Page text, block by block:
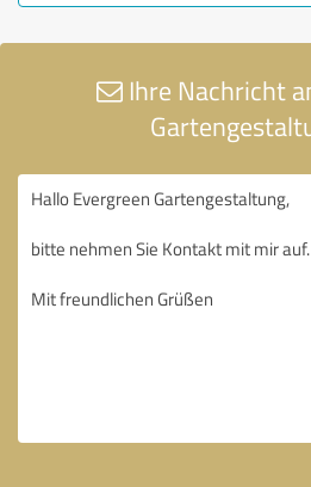
Ihre Nachricht